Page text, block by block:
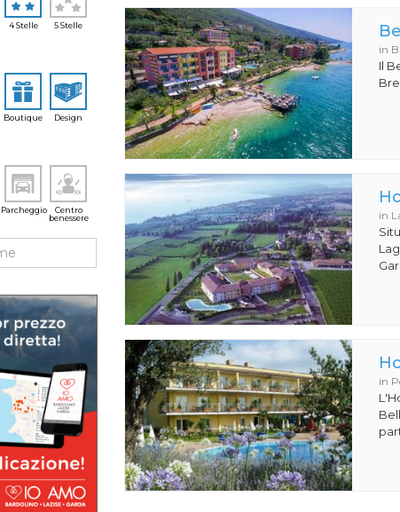
4 Stelle 5 Stelle
Boutique Design
Parcheggio
Centro
benessere
in
Il
in
in